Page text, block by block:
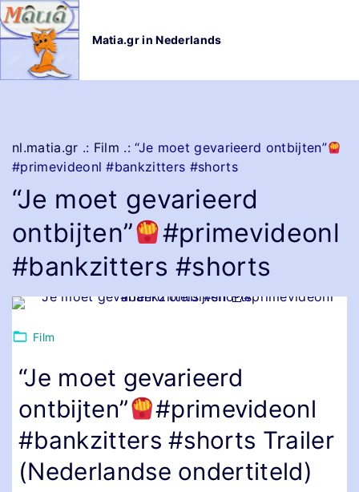
G
a
Matia.gr in Nederlands
nl.matia.gr .: Film .:“Je moet gevarieerd ontbijten”
#primevideonl #bankzitters #shorts
“Je moet gevarieerd
ontbijten”
#primevideonl
#bankzitters #shorts
Film
“Je moet gevarieerd
ontbijten”
#primevideonl
#bankzitters #shorts Trailer
(Nederlandse ondertiteld)